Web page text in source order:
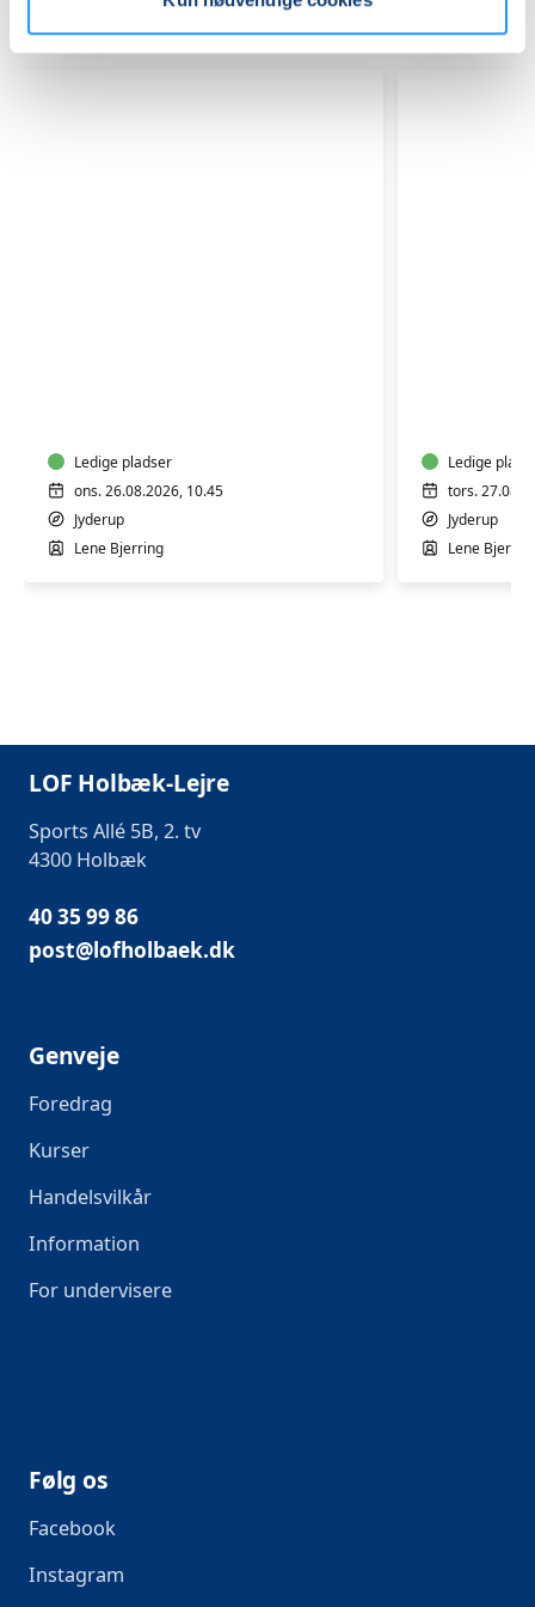
Relaterede hold
Ledige pladser
ons. 26.08.2026, 10.45
Jyderup
Lene Bjerring
Ledige
tors.
Jyderup
Lene
LOF Holbæk-Lejre
Sports Allé 5B, 2. tv
4300 Holbæk
40 35 99 86
post@lofholbaek.dk
Genveje
Foredrag
Kurser
Handelsvilkår
Information
For undervisere
Følg os
Facebook
Instagram